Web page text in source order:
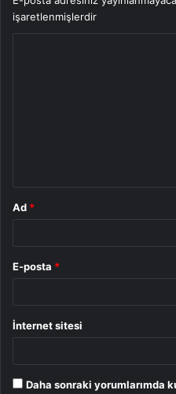
işaretlenmişlerdir
Ad *
E-posta *
İnternet sitesi
Daha sonraki yorumlarımda